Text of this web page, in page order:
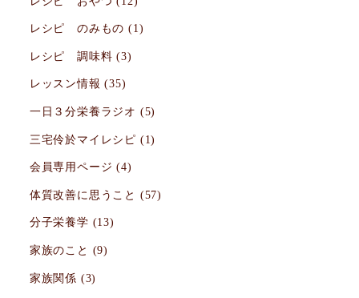
レシピ のみもの (1)
レシピ 調味料 (3)
レッスン情報 (35)
一日３分栄養ラジオ (5)
三宅伶於マイレシピ (1)
会員専用ページ (4)
体質改善に思うこと (57)
分子栄養学 (13)
家族のこと (9)
家族関係 (3)